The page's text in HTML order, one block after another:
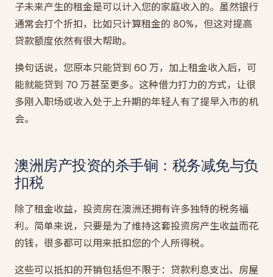
子未来产生的租金是可以计入您的家庭收入的。虽然银行
通常会打个折扣，比如只计算租金的 80%，但这对提高
贷款额度依然有很大帮助。
换句话说，您原本只能贷到 60 万，加上租金收入后，可
能就能贷到 70 万甚至更多。这种借力打力的方式，让很
多刚入职场或收入处于上升期的年轻人有了提早入市的机
会。
澳洲房产投资的杀手锏：税务减免与负
扣税
除了租金收益，投资房在澳洲还拥有许多独特的税务福
利。简单来说，只要是为了维持这套投资房产生收益而花
的钱，很多都可以用来抵扣您的个人所得税。
这些可以抵扣的开销包括但不限于：贷款利息支出、房屋